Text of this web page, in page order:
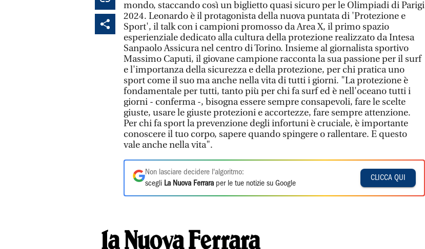
mondo, staccando così un biglietto quasi sicuro per le Olimpiadi di Parigi
2024. Leonardo è il protagonista della nuova puntata di 'Protezione e
Sport', il talk con i campioni promosso da Area X, il primo spazio
esperienziale dedicato alla cultura della protezione realizzato da Intesa
Sanpaolo Assicura nel centro di Torino. Insieme al giornalista sportivo
Massimo Caputi, il giovane campione racconta la sua passione per il surf
e l'importanza della sicurezza e della protezione, per chi pratica uno
sport come il suo ma anche nella vita di tutti i giorni. "La protezione è
fondamentale per tutti, tanto più per chi fa surf ed è nell'oceano tutti i
giorni - conferma -, bisogna essere sempre consapevoli, fare le scelte
giuste, usare le giuste protezioni e accortezze, fare sempre attenzione.
Per chi fa sport la prevenzione degli infortuni è cruciale, è importante
conoscere il tuo corpo, sapere quando spingere o rallentare. E questo
vale anche nella vita".
Non lasciare decidere l'algoritmo:
scegli La Nuova Ferrara per le tue notizie su Google
CLICCA QUI